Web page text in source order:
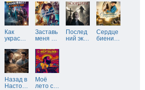
Как
украс…
Заставь
меня …
Послед
ний эк…
Сердце
биени…
Назад в
Насто…
Моё
лето с…